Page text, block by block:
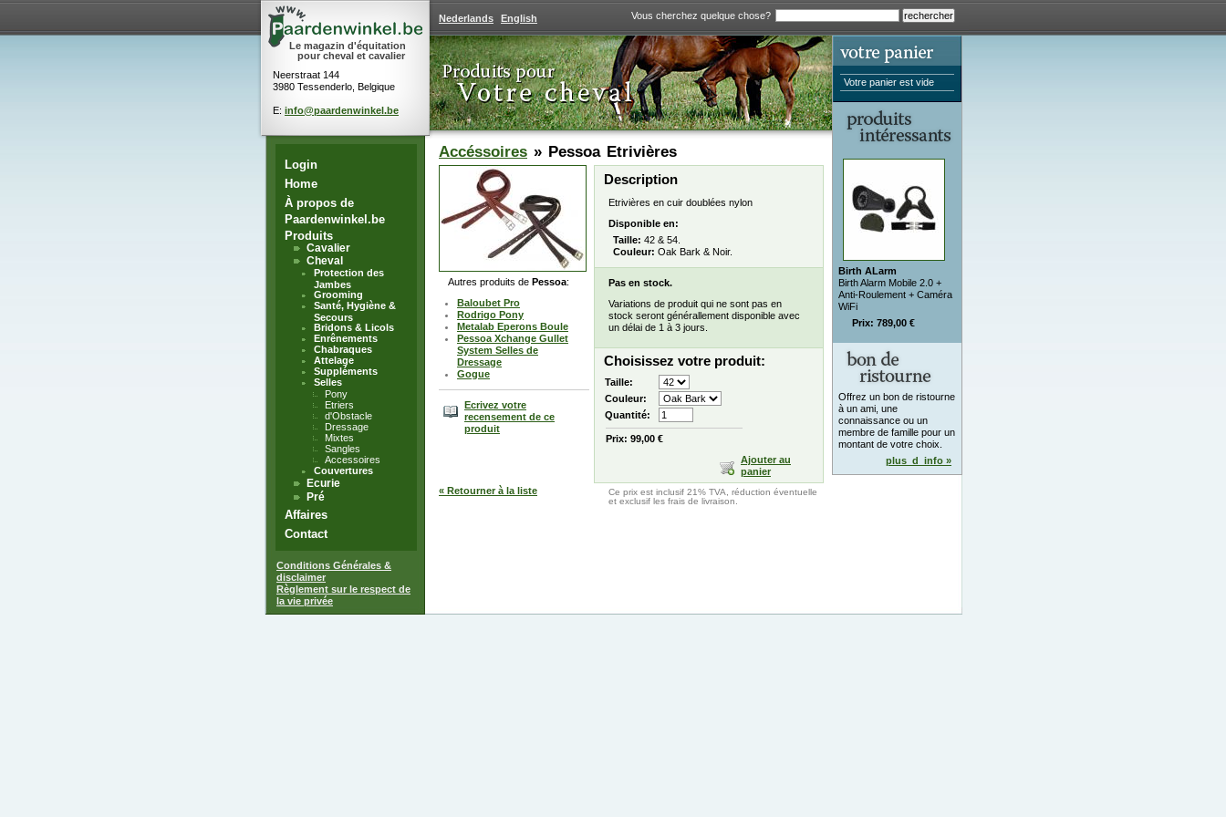
Vous cherchez quelque chose?
Le magazin d'équitation
pour cheval et cavalier
Neerstraat 144
3980 Tessenderlo, Belgique
E: info@paardenwinkel.be
Login
Home
À propos de
Paardenwinkel.be
Produits
Cavalier
Cheval
Protection des
Jambes
Grooming
Santé, Hygiène &
Secours
Bridons & Licols
Enrênements
Chabraques
Attelage
Suppléments
Selles
Pony
Etriers
d'Obstacle
Dressage
Mixtes
Sangles
Accessoires
Couvertures
Ecurie
Pré
Affaires
Contact
Nederlands English
Accéssoires » PessoaEtrivières
Autres produits de Pessoa:
Baloubet Pro
Rodrigo Pony
Metalab Eperons Boule
Pessoa Xchange Gullet
System Selles de
Dressage
Gogue
Ecrivez votre
recensement de ce
produit
Description
Etrivières en cuir doublées nylon
Disponible en:
Taille: 42 & 54.
Couleur: Oak Bark & Noir.
Pas en stock.
Variations de produit qui ne sont pas en
stock seront générallement disponible avec
un délai de 1 à 3 jours.
Choisissez votre produit:
Taille:
Couleur:
Quantité:
Prix: 99,00 €
Ajouter au
panier
« Retourner à la liste
Ce prix est inclusif 21% TVA, réduction éventuelle
et exclusif les frais de livraison.
Votre panier est vide
Birth ALarm
Birth Alarm Mobile 2.0 +
Anti-Roulement + Caméra
WiFi
Prix: 789,00 €
Offrez un bon de ristourne
à un ami, une
connaissance ou un
membre de famille pour un
montant de votre choix.
plus_d_info »
Conditions Générales &
disclaimer
Règlement sur le respect de
la vie privée